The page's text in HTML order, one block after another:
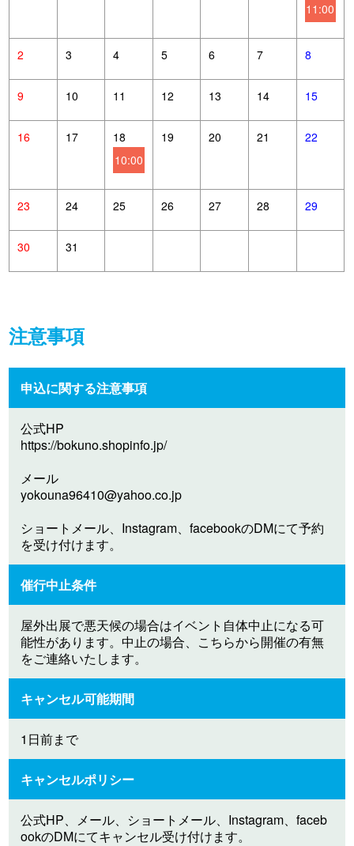
11:00
2 3 4 5 6 7 8
9 10 11 12 13 14 15
16 17
18
10:00
19 20 21 22
23 24 25 26 27 28 29
30 31
注意事項
申込に関する注意事項
公式HP
https://bokuno.shopinfo.jp/
メール
yokouna96410@yahoo.co.jp
ショートメール、Instagram、facebookのDMにて予約
を受け付けます。
催行中止条件
屋外出展で悪天候の場合はイベント自体中止になる可
能性があります。中止の場合、こちらから開催の有無
をご連絡いたします。
キャンセル可能期間
1日前まで
キャンセルポリシー
公式HP、メール、ショートメール、Instagram、faceb
ookのDMにてキャンセル受け付けます。